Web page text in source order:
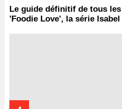
Le guide définitif de tous
'Foodie Love', la série